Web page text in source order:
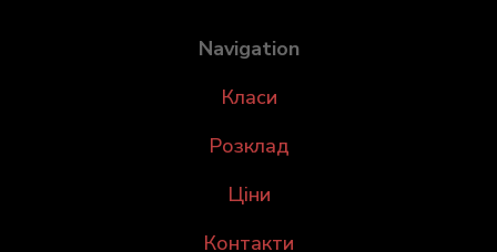
Navigation
Класи
Розклад
Ціни
Контакти